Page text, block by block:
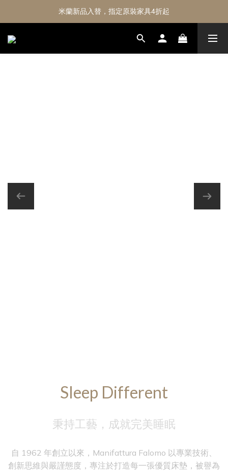
米蘭新品入替，指定原裝家具4折起
Sleep Different
秉持工藝，成就完美睡眠
自 1962 年創立以來，Manifattura Falomo 以專業技術、
創新思維與嚴謹態度，專注於打造每一張優質床墊，被譽為